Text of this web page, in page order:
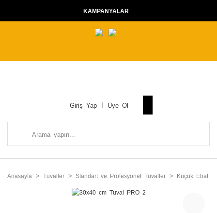
KAMPANYALAR
Giriş Yap Üye Ol
Anasayfa Tuvaller Standart ve Profesyonel Tuvaller Küçük Ebat